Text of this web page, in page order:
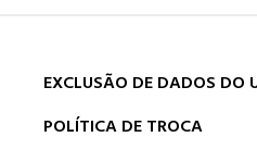
EXCLUSÃO DE DADOS DO
POLÍTICA DE TROCA